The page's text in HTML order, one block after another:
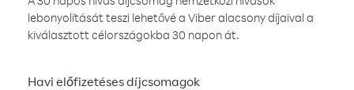
lebonyolítását teszi lehetővé a Viber alacsony díjaival a
kiválasztott célországokba 30 napon át.
Havi előfizetéses díjcsomagok